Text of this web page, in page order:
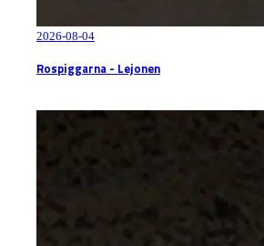
2026-08-04
Rospiggarna - Lejonen